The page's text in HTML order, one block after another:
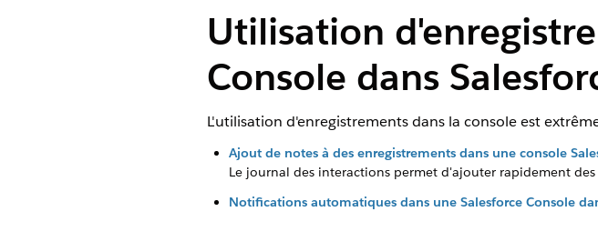
Utilisation
Console dans
L'utilisation d'enregistrements dans la console est
Ajout de notes à des enregistrements dans une console
Le journal des interactions permet d'ajouter rapidement
Notifications automatiques dans une Salesforce Console